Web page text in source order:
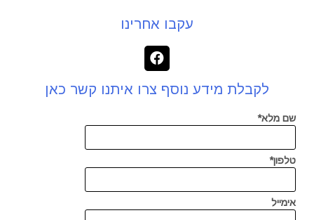
עקבו אחרינו
לקבלת מידע נוסף צרו איתנו קשר כאן
שם מלא*
טלפון*
אימייל